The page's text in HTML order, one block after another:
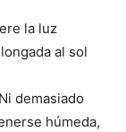
la luz
al sol
demasiado
húmeda,